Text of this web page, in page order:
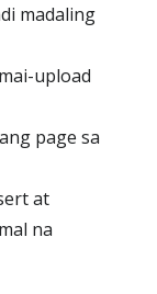
madaling
upload
page sa
at
na